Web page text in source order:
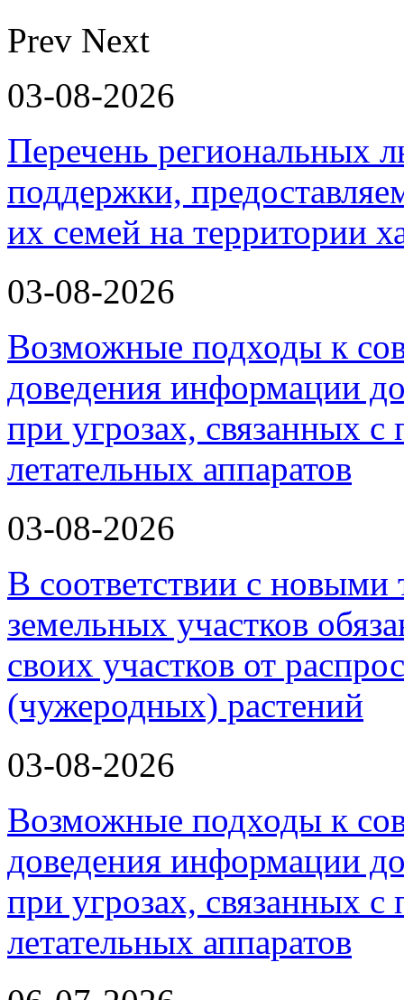
Prev Next
03-08-2026
Перечень региональных
поддержки,
их семей на территории
03-08-2026
Возможные подходы к
доведения информации
при угрозах, связанных
летательных аппаратов
03-08-2026
В соответствии с новыми
земельных участков
своих участков от
(чужеродных) растений
03-08-2026
Возможные подходы к
доведения информации
при угрозах, связанных
летательных аппаратов